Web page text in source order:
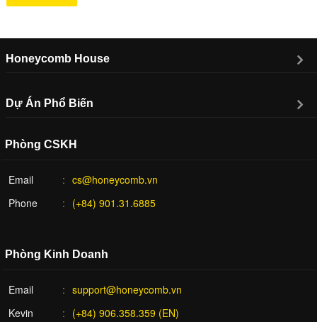
Honeycomb House
Dự Án Phổ Biến
Phòng CSKH
Email
cs@honeycomb.vn
Phone
(+84) 901.31.6885
Phòng Kinh Doanh
Email
support@honeycomb.vn
Kevin
(+84) 906.358.359 (EN)